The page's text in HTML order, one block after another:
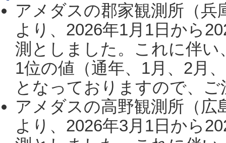
アメダスの郡家観測所（
より、2026年1月1日から
測としました。これに伴い
1位の値（通年、1月、2月
となっておりますので、
アメダスの高野観測所（
より、2026年3月1日から